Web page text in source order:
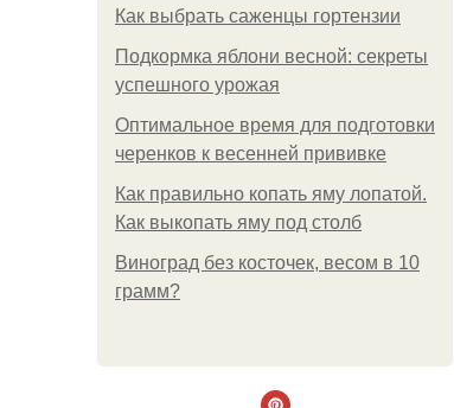
Как выбрать саженцы гортензии
Подкормка яблони весной: секреты
успешного урожая
Оптимальное время для подготовки
черенков к весенней прививке
Как правильно копать яму лопатой.
Как выкопать яму под столб
Виноград без косточек, весом в 10
грамм?